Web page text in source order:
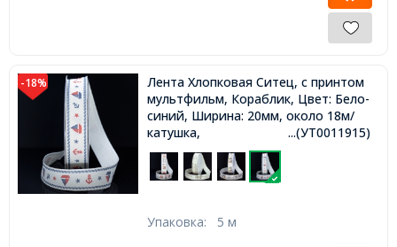
-18%
Лента Хлопковая Ситец, с принтом
мультфильм, Кораблик, Цвет: Бело-
синий, Ширина: 20мм, около 18м/
катушка,
...(УТ0011915)
Упаковка: 5 м